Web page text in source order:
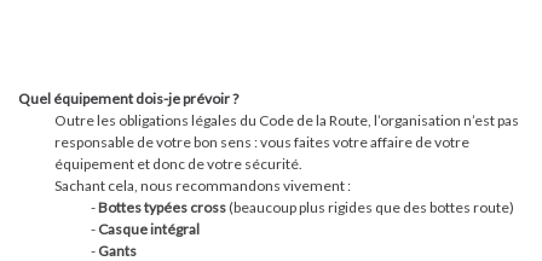
Quel équipement dois-je prévoir ?
Outre les obligations légales du Code de la Route, l’organisation n’est pas
responsable de votre bon sens : vous faites votre affaire de votre
équipement et donc de votre sécurité.
Sachant cela, nous recommandons vivement :
-Bottes typées cross(beaucoup plus rigides que des bottes route)
- Casque intégral
- Gants